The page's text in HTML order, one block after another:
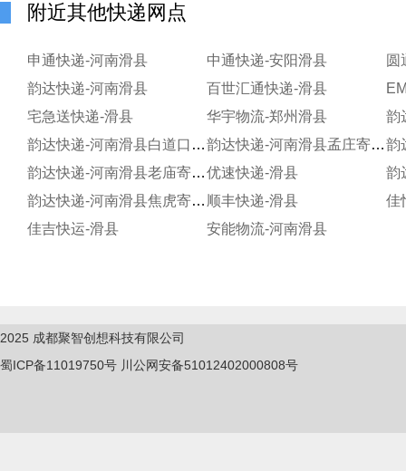
附近其他快递网点
申通快递-河南滑县 中通快递-安阳滑县
圆
韵达快递-河南滑县
百世汇通快递-滑县
宅急送快递-滑县
华宇物流-郑州滑县
韵达快递-河南滑县白道口寄存点
韵达快递-河南滑县孟庄寄存点
韵达快递-河南滑县老庙寄存分部优速快递-滑县
韵达快递-河南滑县焦虎寄存分部 顺丰快递-滑县
佳
佳吉快运-滑县
安能物流-河南滑县
2025 成都聚智创想科技有限公司
蜀ICP备11019750号 川公网安备51012402000808号